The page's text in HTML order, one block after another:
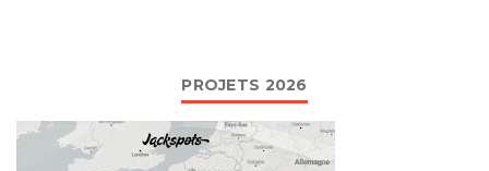
PROJETS 2026